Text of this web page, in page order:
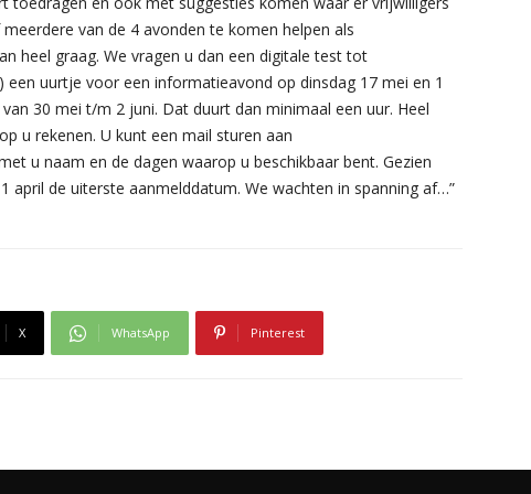
van de 4 avonden te komen helpen als
heel graag. We vragen u dan een digitale test tot
uurtje voor een informatieavond op dinsdag 17 mei en 1
30 mei t/m 2 juni. Dat duurt dan minimaal een uur. Heel
u rekenen. U kunt een mail sturen aan
u naam en de dagen waarop u beschikbaar bent. Gezien
april de uiterste aanmelddatum. We wachten in spanning af…”
X WhatsApp Pinterest